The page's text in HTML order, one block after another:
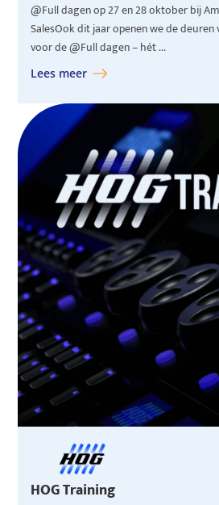
@Full dagen op 27 en 28 oktober bij
SalesOok dit jaar openen we de
voor de @Full dagen – hét ...
Lees meer
HOG Training